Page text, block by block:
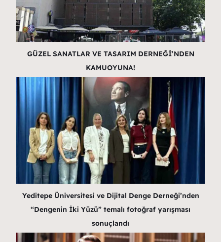
GÜZEL SANATLAR VE TASARIM DERNEĞİ’NDEN
KAMUOYUNA!
Yeditepe Üniversitesi ve Dijital Denge Derneği’nden
“Dengenin İki Yüzü” temalı fotoğraf yarışması
sonuçlandı